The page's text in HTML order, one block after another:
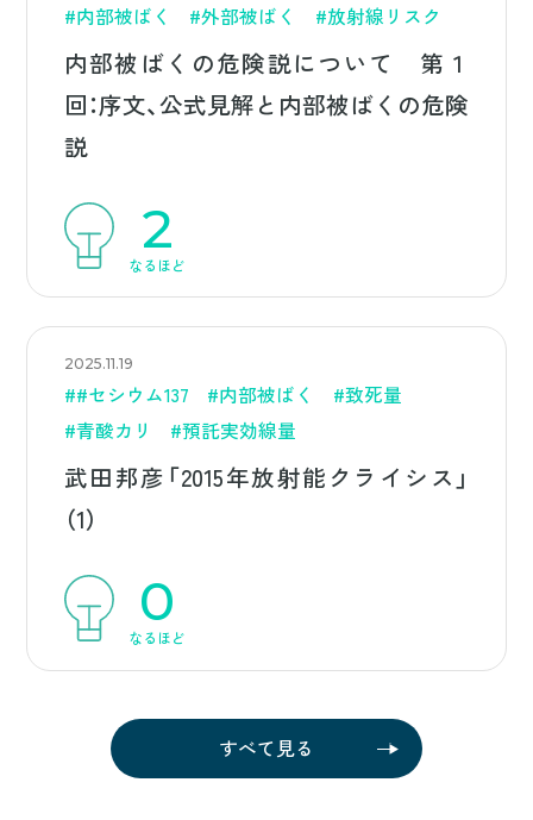
#内部被ばく
#外部被ばく #放射線リスク
内部被ばくの危険説について 第１
回：序文、公式見解と内部被ばくの危険
説
2
なるほど
2025.11.19
##セシウム137 #内部被ばく
#致死量
#青酸カリ
#預託実効線量
武田邦彦「2015年放射能クライシス」
（1）
0
なるほど
すべて見る